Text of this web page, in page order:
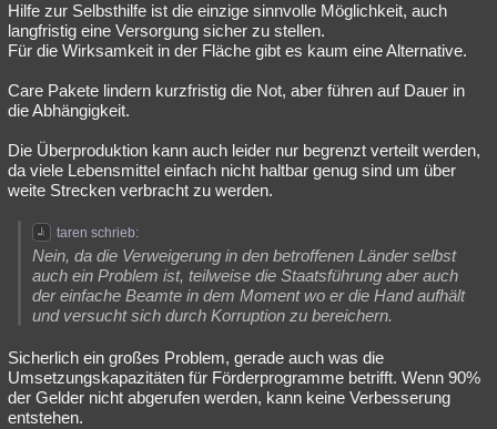
Hilfe zur Selbsthilfe ist die einzige sinnvolle Möglichkeit, auch
langfristig eine Versorgung sicher zu stellen.
Für die Wirksamkeit in der Fläche gibt es kaum eine Alternative.
Care Pakete lindern kurzfristig die Not, aber führen auf Dauer in
die Abhängigkeit.
Die Überproduktion kann auch leider nur begrenzt verteilt werden,
da viele Lebensmittel einfach nicht haltbar genug sind um über
weite Strecken verbracht zu werden.
taren schrieb:
Nein, da die Verweigerung in den betroffenen Länder selbst
auch ein Problem ist, teilweise die Staatsführung aber auch
der einfache Beamte in dem Moment wo er die Hand aufhält
und versucht sich durch Korruption zu bereichern.
Sicherlich ein großes Problem, gerade auch was die
Umsetzungskapazitäten für Förderprogramme betrifft. Wenn 90%
der Gelder nicht abgerufen werden, kann keine Verbesserung
entstehen.